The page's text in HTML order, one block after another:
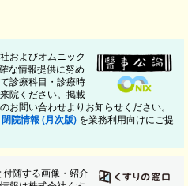
およびオムニック
な情報提供に努め
診療科目・診療時
院ください。掲載
お問い合わせよりお知らせください。
院情報 (月次版) を業務利用向けにご提
随する画像・紹介